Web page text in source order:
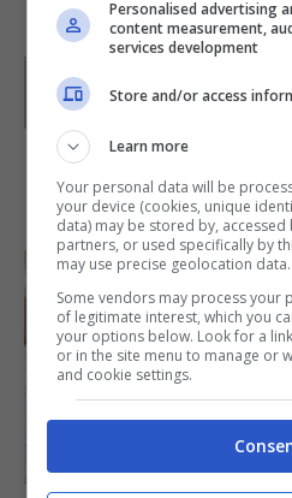
IN
SECONDI
Personalised advertising
content measurement,
services development
Store and/or access
Learn more
Your personal data will be
your device (cookies, unique
data) may be stored by,
partners, or used specifically by
may use precise geolocation data.
Some vendors may process your
of legitimate interest, which you
your options below. Look for a
or in the site menu to manage or
and cookie settings.